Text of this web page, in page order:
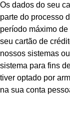
Os dados do seu
parte do processo
período máximo
seu cartão de
nossos sistemas
sistema para fins
tiver optado por
na sua conta